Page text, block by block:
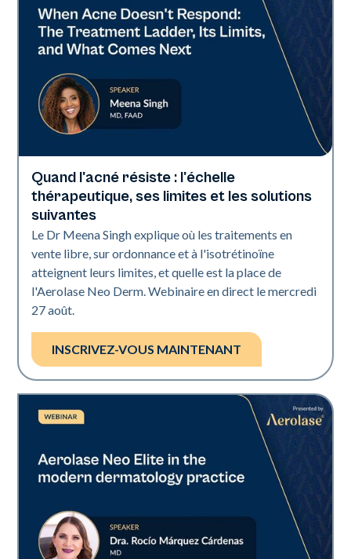
Neo Elite
Quand l'acné résiste : l'échelle
thérapeutique, ses limites et les solutions
suivantes
Le Dr Meena Singh explique où les traitements en
vente libre, sur ordonnance et à l'isotrétinoïne
atteignent leurs limites, et quelle est la place de
l'Aerolase Neo Derm. Webinaire en direct le mercredi
27 août.
INSCRIVEZ-VOUS MAINTENANT